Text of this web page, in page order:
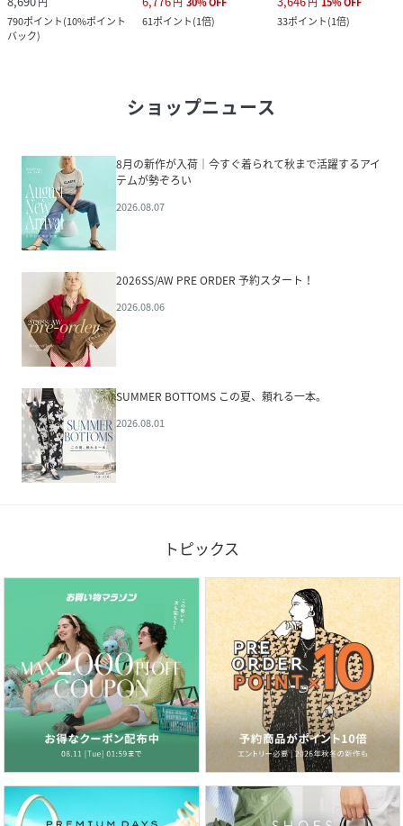
790ポイント(10%ポイント
バック)
61ポイント(1倍)
33ポイント(1倍)
ショップニュース
8月の新作が入荷｜今すぐ着られて秋まで活躍するアイ
テムが勢ぞろい
2026.08.07
2026SS/AW PRE ORDER 予約スタート！
2026.08.06
SUMMER BOTTOMS この夏、頼れる一本。
2026.08.01
トピックス